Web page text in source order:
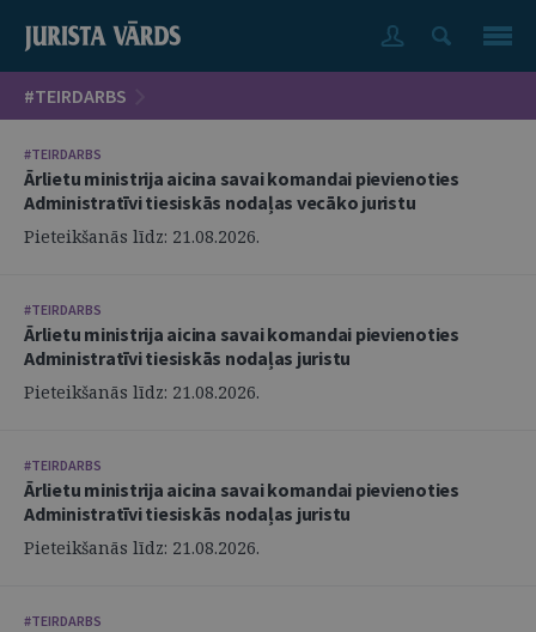
#TEIRDARBS
#TEIRDARBS
Ārlietu ministrija aicina savai komandai pievienoties
Administratīvi tiesiskās nodaļas vecāko juristu
Pieteikšanās līdz: 21.08.2026.
#TEIRDARBS
Ārlietu ministrija aicina savai komandai pievienoties
Administratīvi tiesiskās nodaļas juristu
Pieteikšanās līdz: 21.08.2026.
#TEIRDARBS
Ārlietu ministrija aicina savai komandai pievienoties
Administratīvi tiesiskās nodaļas juristu
Pieteikšanās līdz: 21.08.2026.
#TEIRDARBS